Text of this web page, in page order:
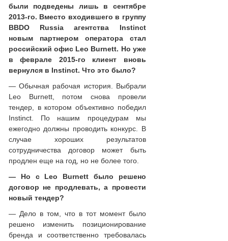
были подведены лишь в сентябре
2013-го. Вместо входившего в группу
BBDO Russia агентства Instinct
новым партнером оператора стал
российский офис Leo Burnett. Но уже
в феврале 2015-го клиент вновь
вернулся в Instinct. Что это было?
— Обычная рабочая история. Выбрали
Leo Burnett, потом снова провели
тендер, в котором объективно победил
Instinct. По нашим процедурам мы
ежегодно должны проводить конкурс. В
случае хороших результатов
сотрудничества договор может быть
продлен еще на год, но не более того.
— Но с Leo Burnett было решено
договор не продлевать, а провести
новый тендер?
— Дело в том, что в тот момент было
решено изменить позиционирование
бренда и соответственно требовалась